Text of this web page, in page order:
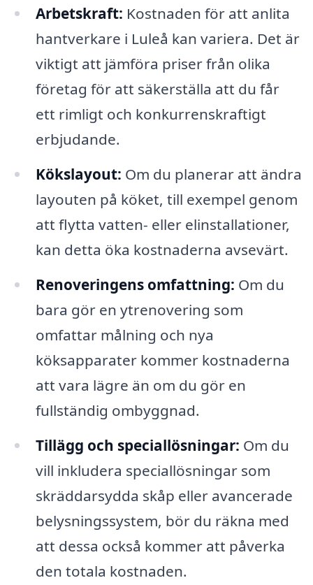
Arbetskraft: Kostnaden för att anlita
hantverkare i Luleå kan variera. Det är
viktigt att jämföra priser från olika
företag för att säkerställa att du får
ett rimligt och konkurrenskraftigt
erbjudande.
Kökslayout: Om du planerar att ändra
layouten på köket, till exempel genom
att flytta vatten- eller elinstallationer,
kan detta öka kostnaderna avsevärt.
Renoveringens omfattning: Om du
bara gör en ytrenovering som
omfattar målning och nya
köksapparater kommer kostnaderna
att vara lägre än om du gör en
fullständig ombyggnad.
Tillägg och speciallösningar: Om du
vill inkludera speciallösningar som
skräddarsydda skåp eller avancerade
belysningssystem, bör du räkna med
att dessa också kommer att påverka
den totala kostnaden.